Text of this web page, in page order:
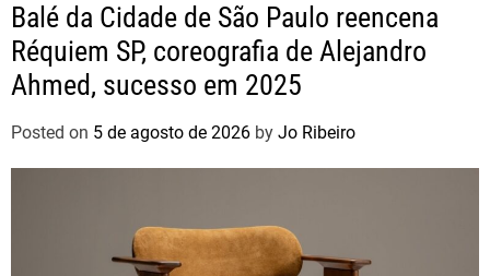
Balé da Cidade de São Paulo reencena
Réquiem SP, coreografia de Alejandro
Ahmed, sucesso em 2025
Posted on 5 de agosto de 2026 by Jo Ribeiro